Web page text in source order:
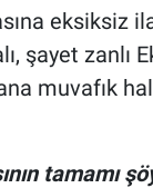
eksiksiz
şayet zanlı
muvafık
tamamı